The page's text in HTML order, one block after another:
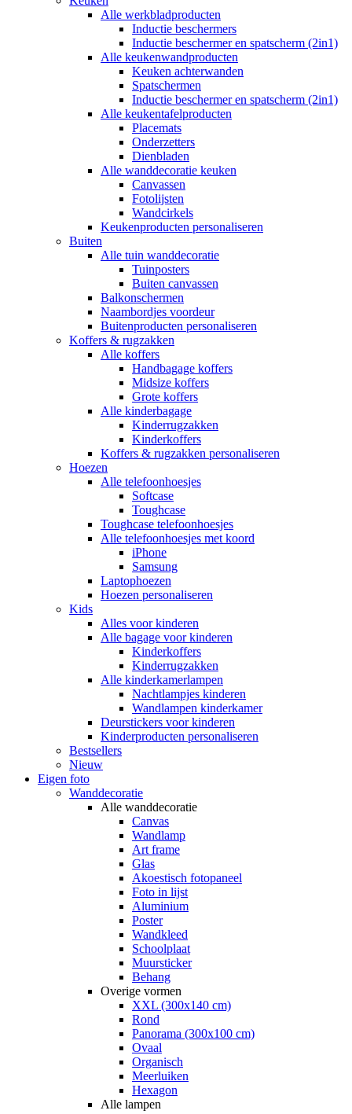
Alle werkbladproducten
Inductie beschermers
Inductie beschermer en spatscherm (2in1)
Alle keukenwandproducten
Keuken achterwanden
Spatschermen
Inductie beschermer en spatscherm (2in1)
Alle keukentafelproducten
Placemats
Onderzetters
Dienbladen
Alle wanddecoratie keuken
Canvassen
Fotolijsten
Wandcirkels
Keukenproducten personaliseren
Buiten
Alle tuin wanddecoratie
Tuinposters
Buiten canvassen
Balkonschermen
Naambordjes voordeur
Buitenproducten personaliseren
Koffers & rugzakken
Alle koffers
Handbagage koffers
Midsize koffers
Grote koffers
Alle kinderbagage
Kinderrugzakken
Kinderkoffers
Koffers & rugzakken personaliseren
Hoezen
Alle telefoonhoesjes
Softcase
Toughcase
Toughcase telefoonhoesjes
Alle telefoonhoesjes met koord
iPhone
Samsung
Laptophoezen
Hoezen personaliseren
Kids
Alles voor kinderen
Alle bagage voor kinderen
Kinderkoffers
Kinderrugzakken
Alle kinderkamerlampen
Nachtlampjes kinderen
Wandlampen kinderkamer
Deurstickers voor kinderen
Kinderproducten personaliseren
Bestsellers
Nieuw
Eigen foto
Wanddecoratie
Alle wanddecoratie
Canvas
Wandlamp
Art frame
Glas
Akoestisch fotopaneel
Foto in lijst
Aluminium
Poster
Wandkleed
Schoolplaat
Muursticker
Behang
Overige vormen
XXL (300x140 cm)
Rond
Panorama (300x100 cm)
Ovaal
Organisch
Meerluiken
Hexagon
Alle lampen